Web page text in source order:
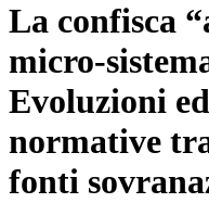
La confisca
micro-
Evoluzioni
normative
fonti